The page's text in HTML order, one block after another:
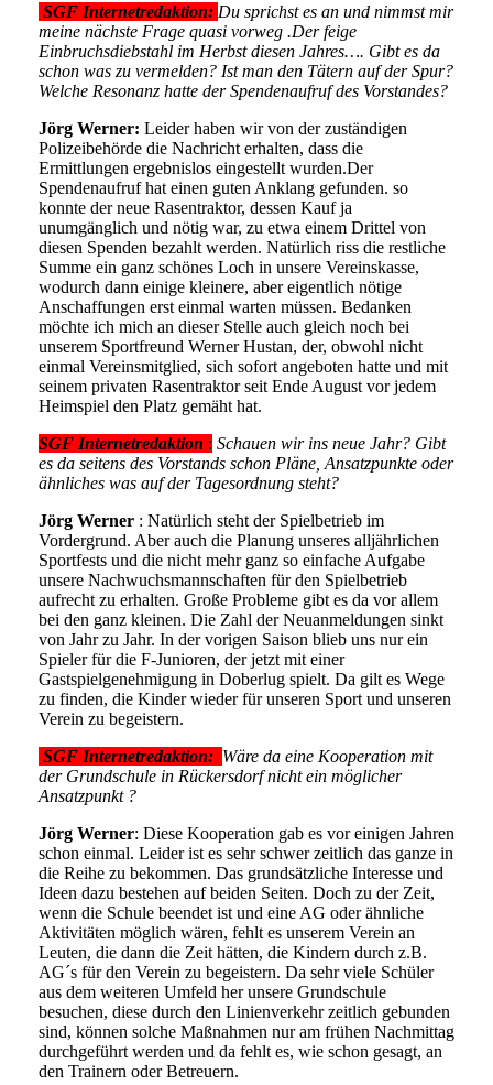
SGF Internetredaktion: Du sprichst es an und nimmst mir
meine nächste Frage quasi vorweg .Der feige
Einbruchsdiebstahl im Herbst diesen Jahres…. Gibt es da
schon was zu vermelden? Ist man den Tätern auf der Spur?
Welche Resonanz hatte der Spendenaufruf des Vorstandes?
Jörg Werner: Leider haben wir von der zuständigen
Polizeibehörde die Nachricht erhalten, dass die
Ermittlungen ergebnislos eingestellt wurden.Der
Spendenaufruf hat einen guten Anklang gefunden. so
konnte der neue Rasentraktor, dessen Kauf ja
unumgänglich und nötig war, zu etwa einem Drittel von
diesen Spenden bezahlt werden. Natürlich riss die restliche
Summe ein ganz schönes Loch in unsere Vereinskasse,
wodurch dann einige kleinere, aber eigentlich nötige
Anschaffungen erst einmal warten müssen. Bedanken
möchte ich mich an dieser Stelle auch gleich noch bei
unserem Sportfreund Werner Hustan, der, obwohl nicht
einmal Vereinsmitglied, sich sofort angeboten hatte und mit
seinem privaten Rasentraktor seit Ende August vor jedem
Heimspiel den Platz gemäht hat.
SGF Internetredaktion : Schauen wir ins neue Jahr? Gibt
es da seitens des Vorstands schon Pläne, Ansatzpunkte oder
ähnliches was auf der Tagesordnung steht?
Jörg Werner : Natürlich steht der Spielbetrieb im
Vordergrund. Aber auch die Planung unseres alljährlichen
Sportfests und die nicht mehr ganz so einfache Aufgabe
unsere Nachwuchsmannschaften für den Spielbetrieb
aufrecht zu erhalten. Große Probleme gibt es da vor allem
bei den ganz kleinen. Die Zahl der Neuanmeldungen sinkt
von Jahr zu Jahr. In der vorigen Saison blieb uns nur ein
Spieler für die F-Junioren, der jetzt mit einer
Gastspielgenehmigung in Doberlug spielt. Da gilt es Wege
zu finden, die Kinder wieder für unseren Sport und unseren
Verein zu begeistern.
SGF Internetredaktion: Wäre da eine Kooperation mit
der Grundschule in Rückersdorf nicht ein möglicher
Ansatzpunkt ?
Jörg Werner: Diese Kooperation gab es vor einigen Jahren
schon einmal. Leider ist es sehr schwer zeitlich das ganze in
die Reihe zu bekommen. Das grundsätzliche Interesse und
Ideen dazu bestehen auf beiden Seiten. Doch zu der Zeit,
wenn die Schule beendet ist und eine AG oder ähnliche
Aktivitäten möglich wären, fehlt es unserem Verein an
Leuten, die dann die Zeit hätten, die Kindern durch z.B.
AG´s für den Verein zu begeistern. Da sehr viele Schüler
aus dem weiteren Umfeld her unsere Grundschule
besuchen, diese durch den Linienverkehr zeitlich gebunden
sind, können solche Maßnahmen nur am frühen Nachmittag
durchgeführt werden und da fehlt es, wie schon gesagt, an
den Trainern oder Betreuern.